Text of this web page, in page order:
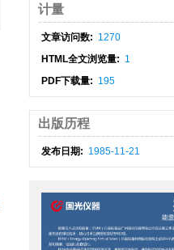
计量
文章访问数: 1270
HTML全文浏览量: 1
PDF下载量: 195
出版历程
发布日期: 1985-11-21